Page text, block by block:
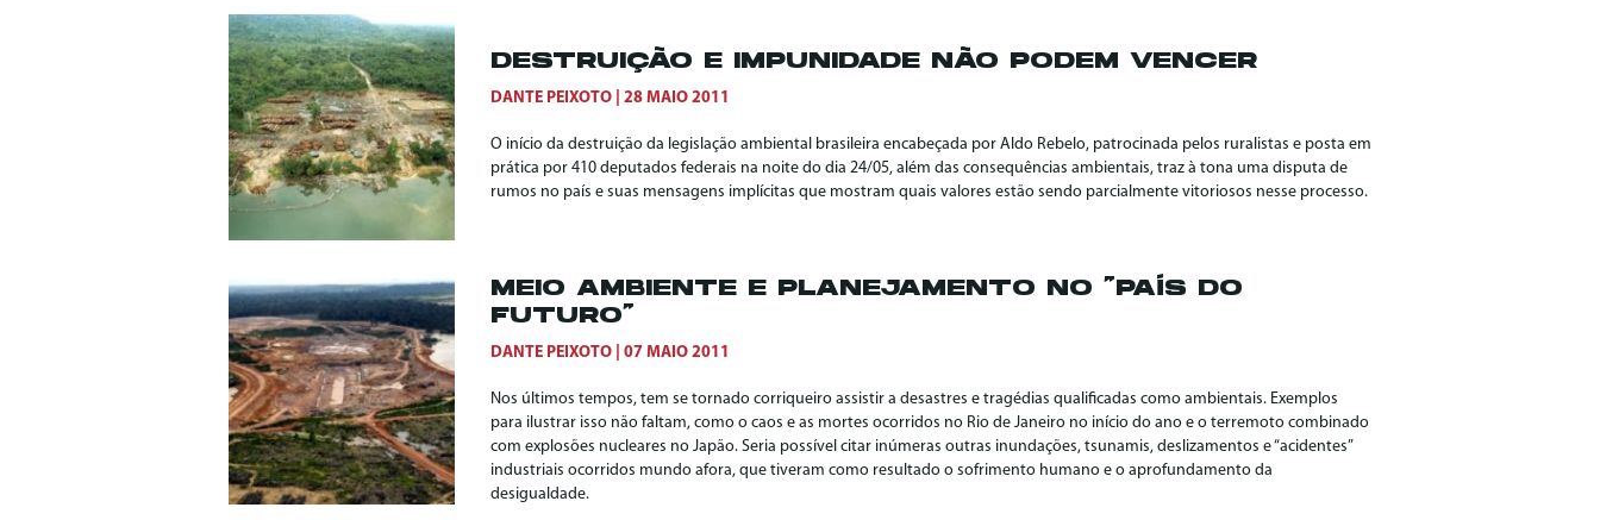
DESTRUIÇÃO E IMPUNIDADE NÃO PODEM VENCER
DANTE PEIXOTO 28 MAIO 2011
O início da destruição da legislação ambiental brasileira encabeçada por Aldo Rebelo, patrocinada pelos ruralistas e posta em
prática por 410 deputados federais na noite do dia 24/05, além das consequências ambientais, traz à tona uma disputa de
rumos no país e suas mensagens implícitas que mostram quais valores estão sendo parcialmente vitoriosos nesse processo.
MEIO AMBIENTE E PLANEJAMENTO NO “PAÍS DO
FUTURO”
DANTE PEIXOTO 07 MAIO 2011
Nos últimos tempos, tem se tornado corriqueiro assistir a desastres e tragédias qualificadas como ambientais. Exemplos
para ilustrar isso não faltam, como o caos e as mortes ocorridos no Rio de Janeiro no início do ano e o terremoto combinado
com explosões nucleares no Japão. Seria possível citar inúmeras outras inundações, tsunamis, deslizamentos e “acidentes”
industriais ocorridos mundo afora, que tiveram como resultado o sofrimento humano e o aprofundamento da
desigualdade.